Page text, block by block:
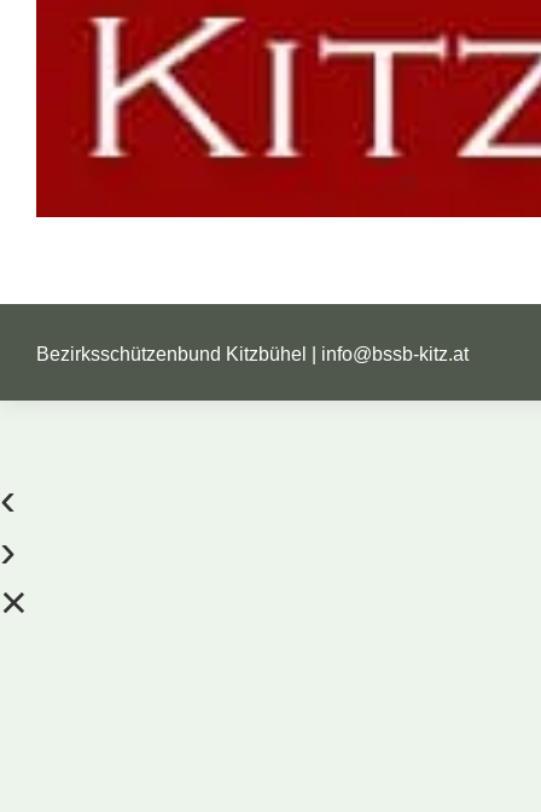
Bezirksschützenbund Kitzbühel | info@bssb-kitz.at
‹
›
×